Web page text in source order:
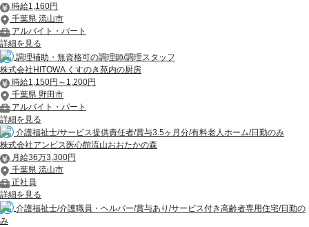
時給1,160円
千葉県 流山市
アルバイト・パート
詳細を見る
調理補助・無資格可の調理師/調理スタッフ
株式会社HITOWA くすのき苑内の厨房
時給1,150円～1,200円
千葉県 野田市
アルバイト・パート
詳細を見る
介護福祉士/サービス提供責任者/賞与3.5ヶ月分/有料老人ホーム/日勤のみ
株式会社アンビス医心館流山おおたかの森
月給36万3,300円
千葉県 流山市
正社員
詳細を見る
介護福祉士/介護職員・ヘルパー/賞与あり/サービス付き高齢者専用住宅/日勤の
み